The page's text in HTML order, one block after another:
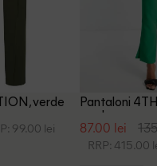
verde
99.00 lei
Pantaloni
verde
87.00 lei
RRP: 415.00